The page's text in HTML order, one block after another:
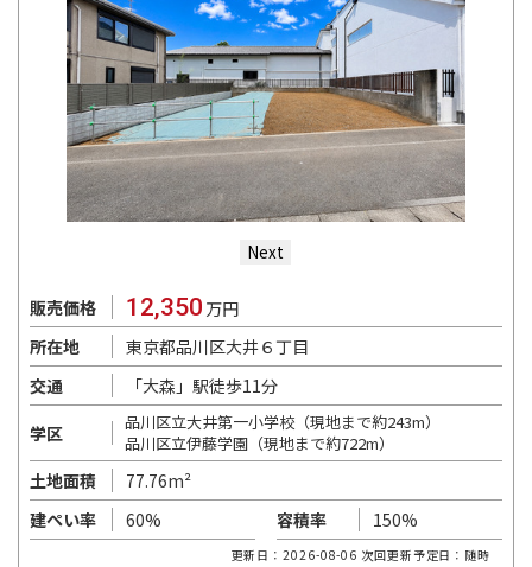
Next
販売価格 12,350 万円
所在地
東京都品川区大井６丁目
交通
「大森」駅徒歩11分
学区
品川区立大井第一小学校（現地まで約243m）
品川区立伊藤学園（現地まで約722m）
土地面積
77.76m²
建ぺい率
60% 容積率 150%
更新日：2026-08-06 次回更新予定日：随時